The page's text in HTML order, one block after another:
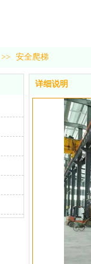
>> 安全爬梯
详细说明